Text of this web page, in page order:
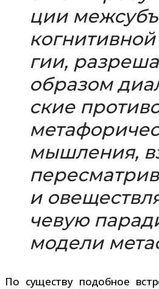
ции
гии,
обра­зом
ские
мыш­ле­ния,
и
че­вую
модели
По суще­ству подоб­ное